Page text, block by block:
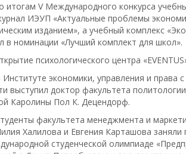
итогам V Международного конкурса
ИЭУП «Актуальные проблемы
изданием», а учебный комплекс
в номинации «Лучший комплект для школ».
психологического центра
Институте экономики, управления и права
выступил доктор факультета
Каролины Пол К. Децендорф.
факультета менеджмента и
Халилова и Евгения Карташова
студенческой олимпиаде